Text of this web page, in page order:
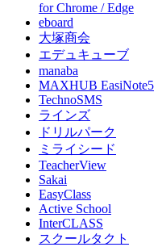
for Chrome / Edge
eboard
大塚商会
エデュキューブ
manaba
MAXHUB EasiNote5
TechnoSMS
ラインズ
ドリルパーク
ミライシード
TeacherView
Sakai
EasyClass
Active School
InterCLASS
スクールタクト